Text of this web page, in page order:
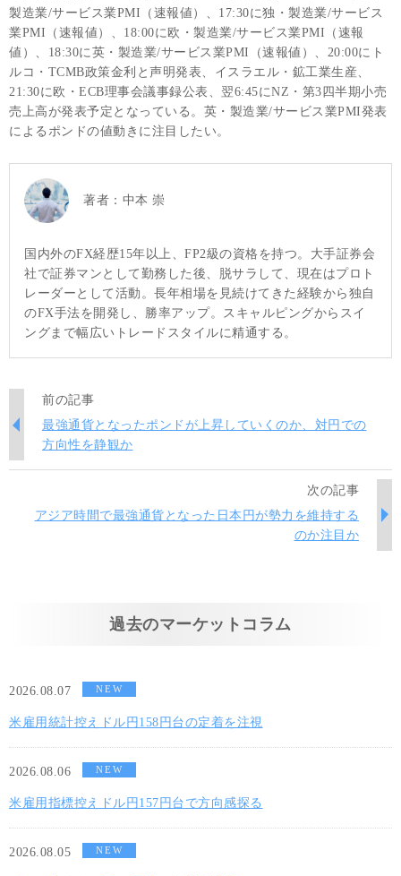
製造業/サービス業PMI（速報値）、17:30に独・製造業/サービス
業PMI（速報値）、18:00に欧・製造業/サービス業PMI（速報
値）、18:30に英・製造業/サービス業PMI（速報値）、20:00にト
ルコ・TCMB政策金利と声明発表、イスラエル・鉱工業生産、
21:30に欧・ECB理事会議事録公表、翌6:45にNZ・第3四半期小売
売上高が発表予定となっている。英・製造業/サービス業PMI発表
によるポンドの値動きに注目したい。
著者： 中本 崇
国内外のFX経歴15年以上、FP2級の資格を持つ。大手証券会
社で証券マンとして勤務した後、脱サラして、現在はプロト
レーダーとして活動。長年相場を見続けてきた経験から独自
のFX手法を開発し、勝率アップ。スキャルピングからスイ
ングまで幅広いトレードスタイルに精通する。
前の記事
最強通貨となったポンドが上昇していくのか、対円での
方向性を静観か
次の記事
アジア時間で最強通貨となった日本円が勢力を維持する
のか注目か
過去のマーケットコラム
2026.08.07 NEW
米雇用統計控えドル円158円台の定着を注視
2026.08.06 NEW
米雇用指標控えドル円157円台で方向感探る
2026.08.05 NEW